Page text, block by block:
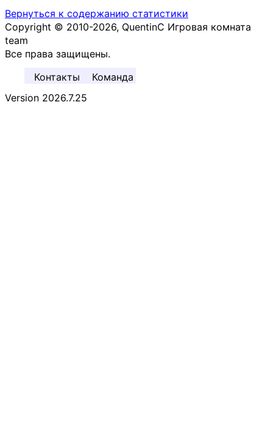
Вернуться к содержанию статистики
Copyright © 2010-2026, QuentinC Игровая комната
team
Все права защищены.
Контакты
Команда
Version 2026.7.25